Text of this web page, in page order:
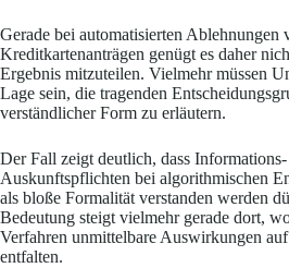
Gerade bei automatisierten Ablehnungen
Kreditkartenanträgen genügt es daher
Ergebnis mitzuteilen. Vielmehr müssen
Lage sein, die tragenden
verständlicher Form zu erläutern.
Der Fall zeigt deutlich, dass
Auskunftspflichten bei algorithmischen
als bloße Formalität verstanden werden
Bedeutung steigt vielmehr gerade dort,
Verfahren unmittelbare Auswirkungen
entfalten.